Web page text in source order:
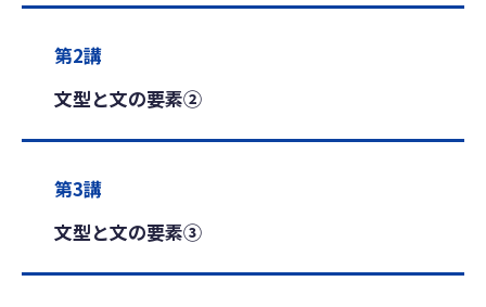
第2講
文型と文の要素②
第3講
文型と文の要素③